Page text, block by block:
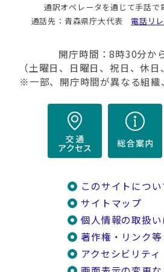
通訳オペレータを通じて手話で
通話先：青森県庁大代表 電話リ
開庁時間：8時30分か
（土曜日、日曜日、祝日、休日
※一部、開庁時間が異なる組織
このサイトについ
サイトマップ
個人情報の取扱
著作権・リンク等
アクセシビリティ